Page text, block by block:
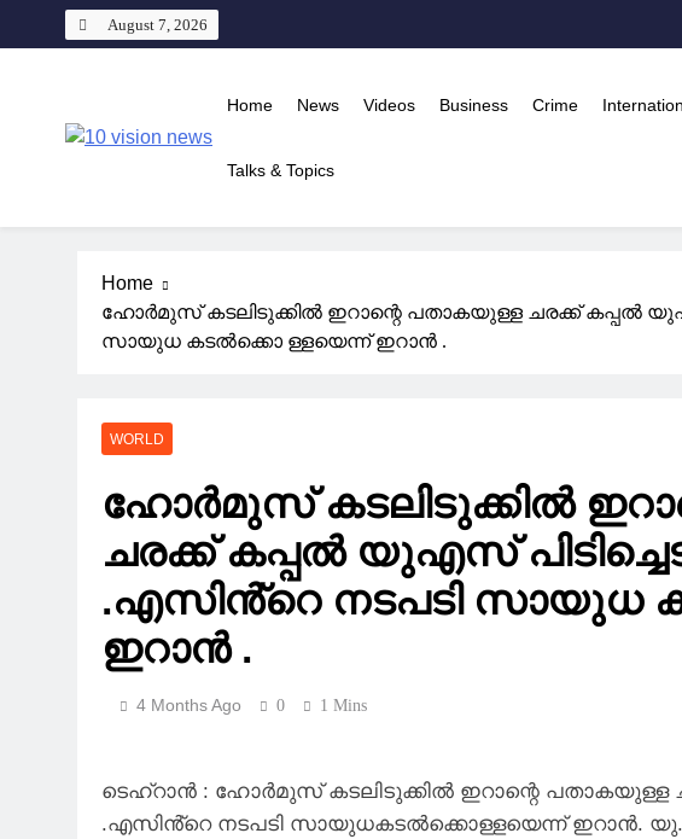
August 7, 2026
10 vision news
Stay Ahead with 10 Vision News
Home News Videos Business Crime
Talks & Topics
Home
ഹോർമുസ് കടലിടുക്കിൽ ഇറാന്റെ പതാകയുള്ള ചരക്ക് കപ്പൽ
സായുധ കടൽക്കൊ ള്ളയെന്ന് ഇറാൻ .
WORLD
ഹോർമുസ് കടലിടുക്കിൽ
ചരക്ക് കപ്പൽ യുഎസ്
.എസിൻ്റെ നടപടി സായുധ
ഇറാൻ .
4 Months Ago 0 1 Mins
ടെഹ്‌റാൻ : ഹോർമുസ് കടലിടുക്കിൽ ഇറാന്റെ പതാകയുള്ള
.എസിൻ്റെ നടപടി സായുധകടൽക്കൊള്ളയെന്ന് ഇറാൻ.